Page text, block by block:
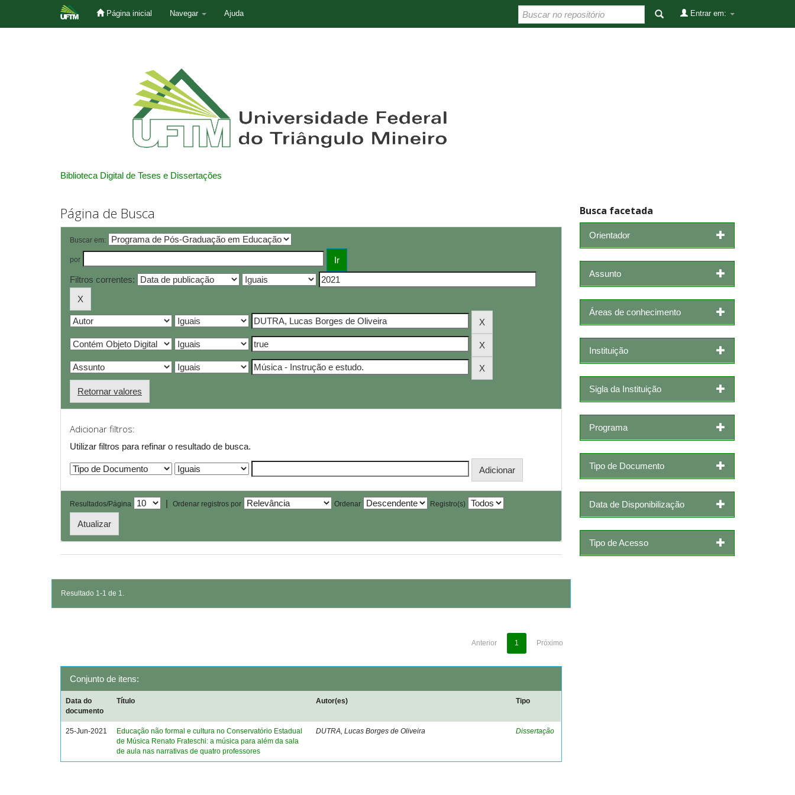
Página inicial Navegar Ajuda Entrar em:
Biblioteca Digital de Teses e Dissertações
Página de Busca
Buscar em:
por
Filtros correntes:
Retornar valores
Adicionar filtros:
Utilizar filtros para refinar o resultado de busca.
Resultados/Página | Ordenar registros por Ordenar Registro(s)
Resultado 1-1 de 1.
Anterior 1 Próximo
Conjunto de itens:
Data do
documento
Título Autor(es) Tipo
25-Jun-2021
Educação não formal e cultura no Conservatório Estadual
de Música Renato Frateschi: a música para além da sala
de aula nas narrativas de quatro professores
DUTRA, Lucas Borges de Oliveira Dissertação
Busca facetada
Orientador
Assunto
Áreas de conhecimento
Instituição
Sigla da Instituição
Programa
Tipo de Documento
Data de Disponibilização
Tipo de Acesso